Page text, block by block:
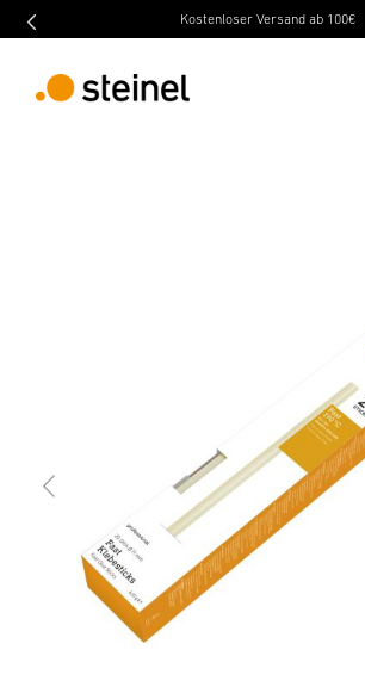
Kostenloser Versand ab 100€